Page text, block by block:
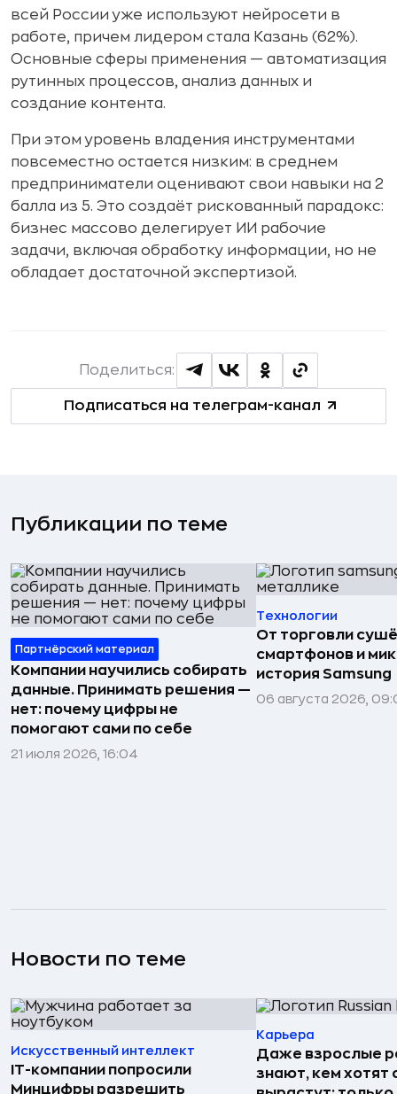
всей России уже используют нейросети в
работе, причем лидером стала Казань (62%).
Основные сферы применения — автоматизация
рутинных процессов, анализ данных и
создание контента.
При этом уровень владения инструментами
повсеместно остается низким: в среднем
предприниматели оценивают свои навыки на 2
балла из 5. Это создаёт рискованный парадокс:
бизнес массово делегирует ИИ рабочие
задачи, включая обработку информации, но не
обладает достаточной экспертизой.
Подписаться на телеграм-канал
Поделиться:
Публикации по теме
Партнёрский материал
Компании научились собирать
данные. Принимать решения —
нет: почему цифры не
помогают сами по себе
21 июля 2026, 16:04
Технологии
От торговли
смартфонов и
история Samsung
06 августа 2026,
Новости по теме
Искусственный интеллект
IT-компании попросили
Минцифры разрешить
Карьера
Даже взрослые
знают, кем хотят